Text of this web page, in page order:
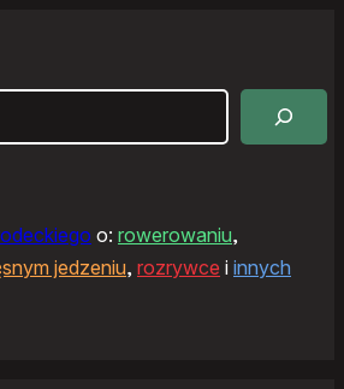
o: rowerowaniu,
jedzeniu, rozrywce i innych